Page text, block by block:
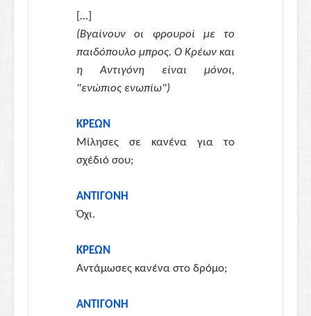
[…]
(Βγαίνουν οι φρουροί με το
παιδόπουλο μπρος. Ο Κρέων και
η Αντιγόνη είναι μόνοι,
"ενώπιος ενωπίω")
ΚΡΕΩΝ
Μίλησες σε κανένα για το
σχέδιό σου;
ΑΝΤΙΓΟΝΗ
Όχι.
ΚΡΕΩΝ
Αντάμωσες κανένα στο δρόμο;
ΑΝΤΙΓΟΝΗ